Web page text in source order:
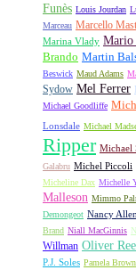
Funès Louis Jourdan
Marceau Marcello
Marina Vlady Mario
Brando Martin
Beswick Maud Adams
Sydow Mel Ferrer
Michael Goodliffe
Lonsdale Michael
Ripper Michael
Galabru Michel Piccoli
Micheline Dax Michelle
Malleson Mimmo
Demongeot Nancy Allen
Brand Niall MacGinnis
Willman Oliver
P.J. Soles Pamela Brown